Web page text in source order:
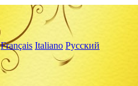
Français Italiano Русский